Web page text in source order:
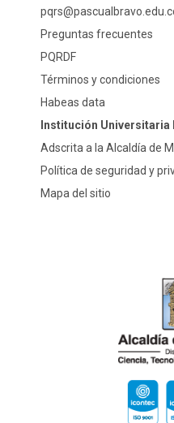
Preguntas frecuentes
PQRDF
Términos y condiciones
Habeas data
Institución Universitaria
Adscrita a la Alcaldía de
Política de seguridad y
Mapa del sitio